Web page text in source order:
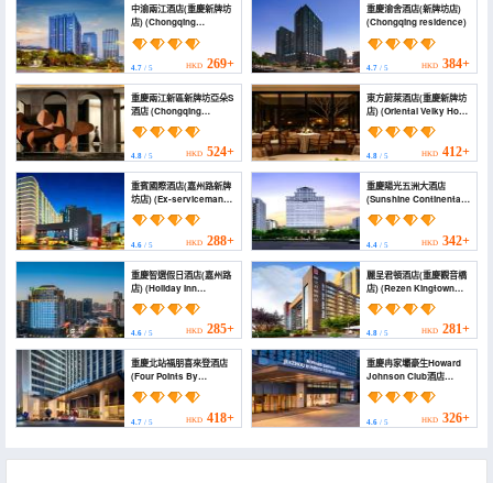
中渝兩江酒店(重慶新牌坊
店) (Chongqing
Hotel (Chongqing
Xinpaifang Fortune
Center Branch))
4.7 / 5 HKD 269+
重慶渝舍酒店(新牌坊店)
(Chongqing residence)
4.7/ 5 HKD 384+
重慶兩江新區新牌坊亞朵S
酒店 (Chongqing
Liangjiang New Area
Xinpaifang Atour S
Hotel)
4.8 / 5 HKD 524+
東方蔚萊酒店(重慶新牌坊
店) (Oriental Velky Hotel
(Chongqing Xinpaifang
Branch))
4.8/ 5 HKD 412+
重賓國際酒店(嘉州路新牌
坊店) (Ex-serviceman
Training Base)
4.6 / 5 HKD 288+
重慶陽光五洲大酒店
(Sunshine Continental
Grand Hotel)
4.4/ 5 HKD 342+
重慶智選假日酒店(嘉州路
店) (Holiday Inn
Express CHONGQING
GUANYINQIAO by IHG)
4.6 / 5 HKD 285+
麗呈君頓酒店(重慶觀音橋
店) (Rezen Kingtown
Hotel (Chongqing
Guanyinqiao))
4.8/ 5 HKD 281+
重慶北站福朋喜來登酒店
(Four Points By
Sheraton Chongqing
North Railway Station)
4.7 / 5 HKD 418+
重慶冉家壩豪生Howard
Johnson Club酒店
(Chongqing Ranjiaba
Howard Johnson Club
4.6/ 5 HKD 326+